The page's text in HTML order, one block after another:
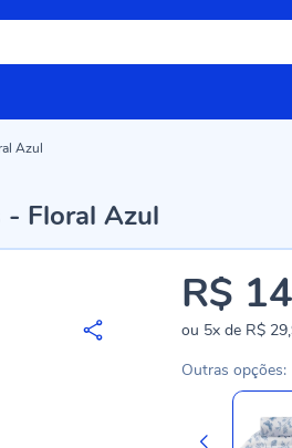
Azul
- Floral Azul
R$
ou 5xde R$
Outras opções: